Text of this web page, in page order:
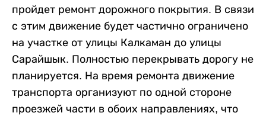
пройдет ремонт дорожного покрытия. В связи
с этим движение будет частично ограничено
на участке от улицы Калкаман до улицы
Сарайшык. Полностью перекрывать дорогу не
планируется. На время ремонта движение
транспорта организуют по одной стороне
проезжей части в обоих направлениях, что